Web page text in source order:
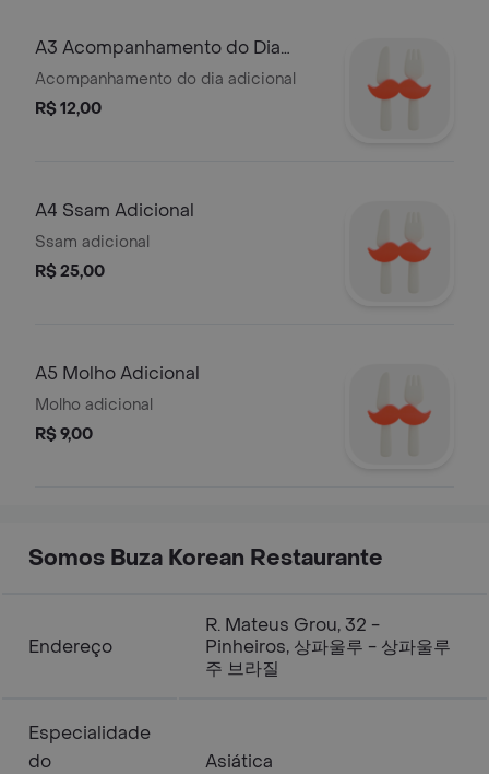
A3 Acompanhamento do Dia
Adicional
Acompanhamento do dia adicional
R$ 12,00
A4 Ssam Adicional
Ssam adicional
R$ 25,00
A5 Molho Adicional
Molho adicional
R$ 9,00
Somos Buza Korean Restaurante
Endereço
R. Mateus Grou, 32 -
Pinheiros, 상파울루 - 상파울루
주 브라질
Especialidade
do
Asiática